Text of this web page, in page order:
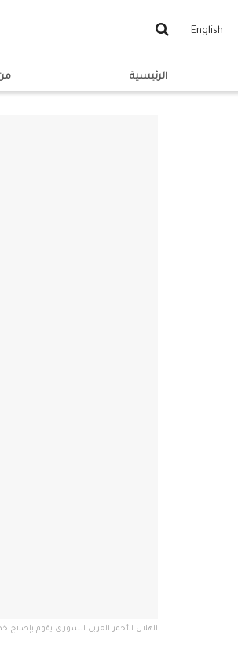
English
الرئيسية
الهلال الأحمر العربي السوري يقوم بإصلاح